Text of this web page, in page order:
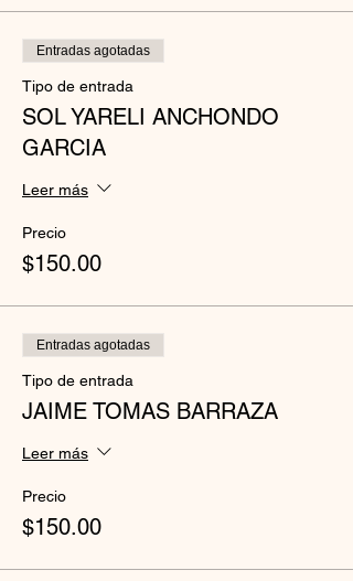
Entradas agotadas
Tipo de entrada
SOL YARELI ANCHONDO
GARCIA
Leer más
Precio
$150.00
Entradas agotadas
Tipo de entrada
JAIME TOMAS BARRAZA
Leer más
Precio
$150.00